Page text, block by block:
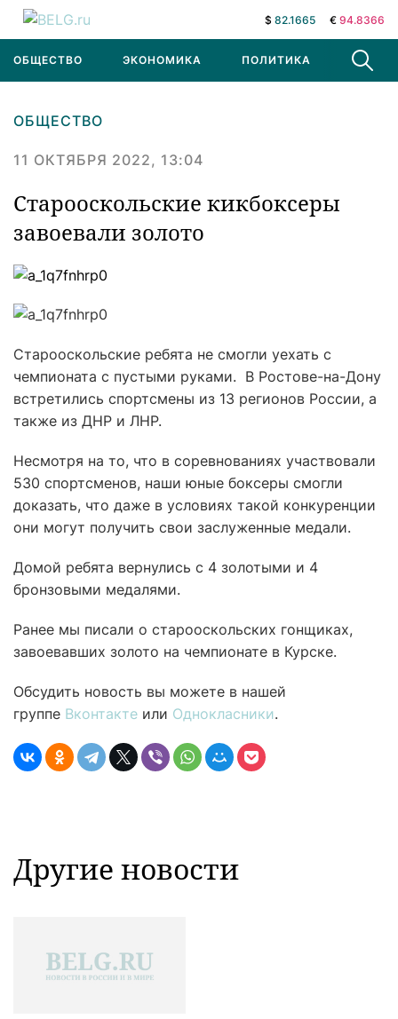
$ 82.1665 € 94.8366
ОБЩЕСТВО ЭКОНОМИКА ПОЛИТИКА В МИРЕ
ОБЩЕСТВО
11 ОКТЯБРЯ 2022, 13:04
Старооскольские кикбоксеры
завоевали золото
Старооскольские ребята не смогли уехать с
чемпионата с пустыми руками. В Ростове-на-Дону
встретились спортсмены из 13 регионов России, а
также из ДНР и ЛНР.
Несмотря на то, что в соревнованиях участвовали
530 спортсменов, наши юные боксеры смогли
доказать, что даже в условиях такой конкуренции
они могут получить свои заслуженные медали.
Домой ребята вернулись с 4 золотыми и 4
бронзовыми медалями.
Ранее мы писали о старооскольских гонщиках,
завоевавших золото на чемпионате в Курске.
Обсудить новость вы можете в нашей
группе Вконтакте или Однокласники.
Другие новости